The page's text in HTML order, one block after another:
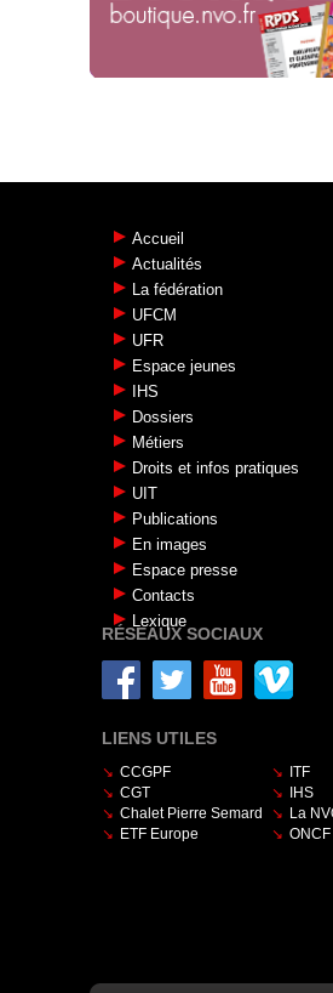
Accueil
Actualités
La fédération
UFCM
UFR
Espace jeunes
IHS
Dossiers
Métiers
Droits et infos pratiques
UIT
Publications
En images
Espace presse
Contacts
Lexique
RÉSEAUX SOCIAUX
LIENS UTILES
CCGPF
CGT
Chalet Pierre Semard
ETF Europe
ITF
IHS
La
ONCF